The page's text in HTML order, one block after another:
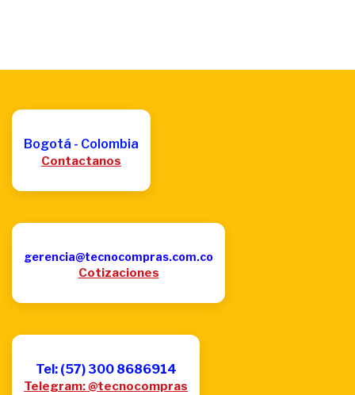
Bogotá - Colombia
Contactanos
gerencia@tecnocompras.com.co
Cotizaciones
Tel: (57) 300 8686914
Telegram: @tecnocompras